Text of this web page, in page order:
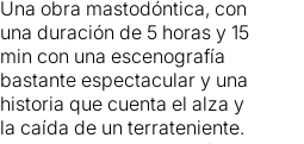
Una obra mastodóntica, con
una duración de 5 horas y 15
min con una escenografía
bastante espectacular y una
historia que cuenta el alza y
la caída de un terrateniente.